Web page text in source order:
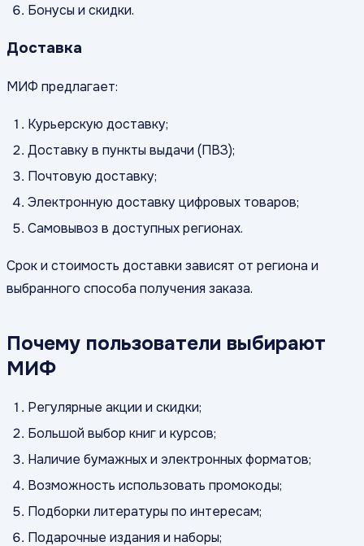
Бонусы и скидки.
Доставка
МИФ предлагает:
Курьерскую доставку;
Доставку в пункты выдачи (ПВЗ);
Почтовую доставку;
Электронную доставку цифровых товаров;
Самовывоз в доступных регионах.
Срок и стоимость доставки зависят от региона и
выбранного способа получения заказа.
Почему пользователи выбирают
МИФ
Регулярные акции и скидки;
Большой выбор книг и курсов;
Наличие бумажных и электронных форматов;
Возможность использовать промокоды;
Подборки литературы по интересам;
Подарочные издания и наборы;